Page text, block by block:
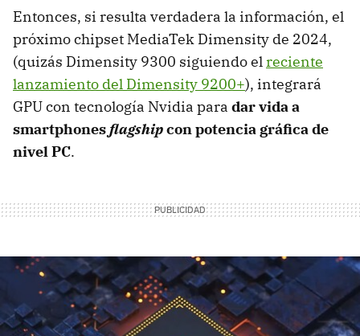
Entonces, si resulta verdadera la información, el
próximo chipset MediaTek Dimensity de 2024,
(quizás Dimensity 9300 siguiendo elreciente
lanzamiento del Dimensity 9200+), integrará
GPU con tecnología Nvidia para dar vida a
smartphonesflagshipcon potencia gráfica de
nivel PC.